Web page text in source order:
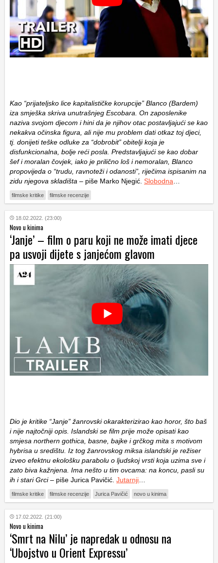
Kao “prijateljsko lice kapitalističke korupcije” Blanco (Bardem)
iza smješka skriva unutrašnjeg Escobara. On zaposlenike
naziva svojom djecom i hini da je njihov otac postavljajući se kao
nekakva očinska figura, ali nije mu problem dati otkaz toj djeci,
tj. donijeti teške odluke za “dobrobit” obitelji koja je
disfunkcionalna, bolje reći posla. Predstavljajući se kao dobar
šef i moralan čovjek, iako je prilično loš i nemoralan, Blanco
propovijeda o “trudu, ravnoteži i odanosti”, riječima ispisanim na
zidu njegova skladišta – piše Marko Njegić. Slobodna
filmske kritike filmske recenzije
18.02.2022. (23:00)
Novo u kinima
‘Janje’ – film o paru koji ne može imati djece
pa usvoji dijete s janjećom glavom
Dio je kritike “Janje” žanrovski okarakterizirao kao horor, što baš
i nije najtočniji opis. Islandski se film prije može opisati kao
smjesa northern gothica, basne, bajke i grčkog mita s motivom
hybrisa u središtu. Iz tog žanrovskog miksa islandski je režiser
izveo efektnu ekološku parabolu o ljudskoj vrsti koja uzima sve i
zato biva kažnjena. Ima nešto u tim ovcama: na koncu, pasli su
ih i stari Grci– piše Jurica Pavičić. Jutarnji
filmske kritike filmske recenzije Jurica Pavičić novo u kinima
17.02.2022. (21:00)
Novo u kinima
‘Smrt na Nilu’ je napredak u odnosu na
‘Ubojstvo u Orient Expressu’